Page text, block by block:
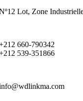
Lot, Zone
660-790342
539-351866